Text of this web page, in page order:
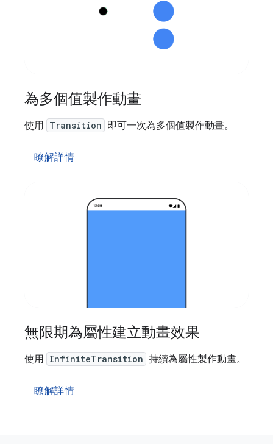
為多個值製作動畫
使用 Transition 即可一次為多個值製作動畫。
瞭解詳情
無限期為屬性建立動畫效果
使用 InfiniteTransition 持續為屬性製作動畫。
瞭解詳情